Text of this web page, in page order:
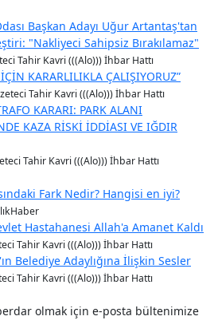
Başkan Adayı Uğur Artantaş'tan
"Nakliyeci Sahipsiz Bırakılamaz"
Tahir Kavri (((Alo))) İhbar Hattı
KARARLILIKLA ÇALIŞIYORUZ”
Tahir Kavri (((Alo))) İhbar Hattı
KARARI: PARK ALANI
KAZA RİSKİ İDDİASI VE IĞDIR
Tahir Kavri (((Alo))) İhbar Hattı
Fark Nedir? Hangisi en iyi?
Hastahanesi Allah'a Amanet Kaldı
Tahir Kavri (((Alo))) İhbar Hattı
Belediye Adaylığına İlişkin Sesler
Tahir Kavri (((Alo))) İhbar Hattı
olmak için e-posta bültenimize